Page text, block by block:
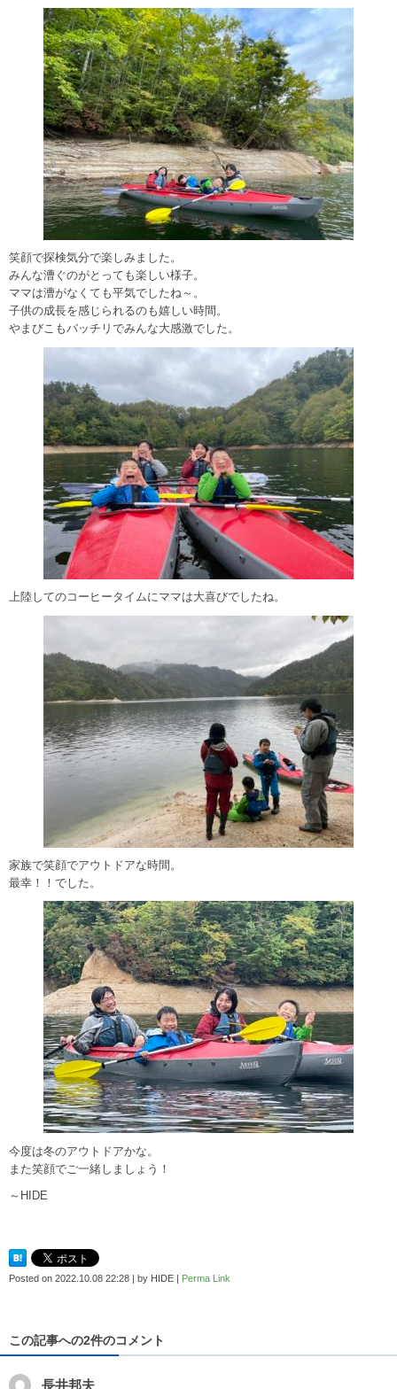
笑顔で探検気分で楽しみました。
みんな漕ぐのがとっても楽しい様子。
ママは漕がなくても平気でしたね～。
子供の成長を感じられるのも嬉しい時間。
やまびこもバッチリでみんな大感激でした。
上陸してのコーヒータイムにママは大喜びでしたね。
家族で笑顔でアウトドアな時間。
最幸！！でした。
今度は冬のアウトドアかな。
また笑顔でご一緒しましょう！
～HIDE
Posted on 2022.10.08 22:28 | by HIDE | Perma Link
この記事への2件のコメント
長井邦夫